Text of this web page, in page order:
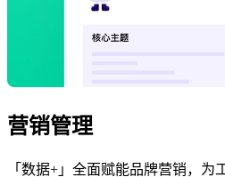
营销管理
「数据+」全面赋能品牌营销，为